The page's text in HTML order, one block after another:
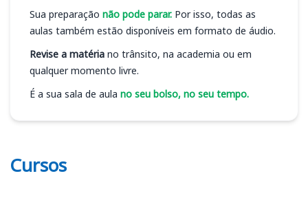
Sua preparação não pode parar. Por isso, todas as
aulas também estão disponíveis em formato de áudio.
Revise a matéria no trânsito, na academia ou em
qualquer momento livre.
É a sua sala de aula no seu bolso, no seu tempo.
Cursos